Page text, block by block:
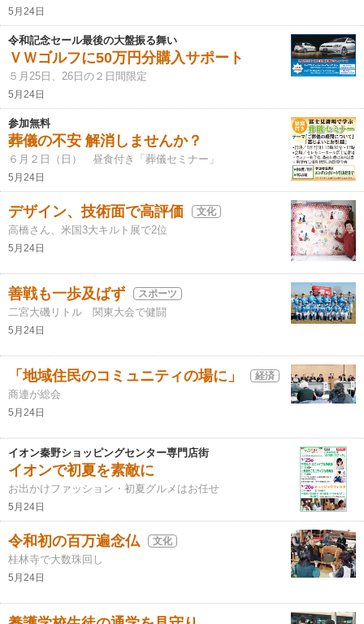
5月24日
令和記念セール最後の大盤振る舞い
ＶＷゴルフに50万円分購入サポート
５月25日、26日の２日間限定
5月24日
参加無料
葬儀の不安 解消しませんか？
６月２日（日） 昼食付き「葬儀セミナー」
5月24日
デザイン、技術面で高評価 文化
高橋さん、米国3大キルト展で2位
5月24日
善戦も一歩及ばず スポーツ
二宮大磯リトル 関東大会で健闘
5月24日
「地域住民のコミュニティの場に」 経済
商連が総会
5月24日
イオン秦野ショッピングセンター専門店街
イオンで初夏を素敵に
お出かけファッション・初夏グルメはお任せ
5月24日
令和初の百万遍念仏 文化
桂林寺で大数珠回し
5月24日